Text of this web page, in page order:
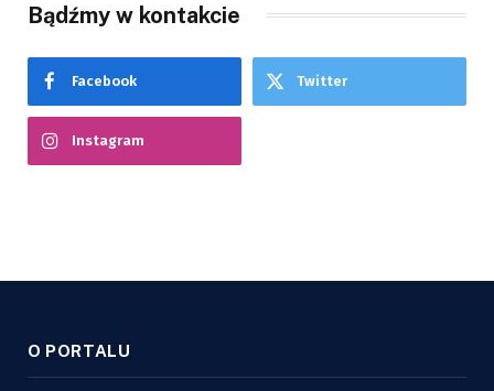
Bądźmy w kontakcie
Facebook Twitter
Instagram
O PORTALU